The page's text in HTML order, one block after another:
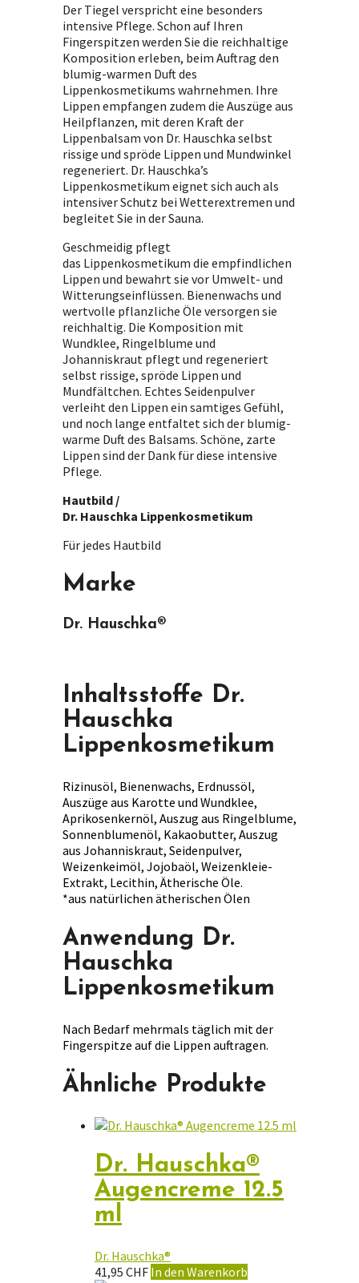
Der Tiegel verspricht eine besonders
intensive Pflege. Schon auf Ihren
Fingerspitzen werden Sie die reichhaltige
Komposition erleben, beim Auftrag den
blumig-warmen Duft des
Lippenkosmetikums wahrnehmen. Ihre
Lippen empfangen zudem die Auszüge aus
Heilpflanzen, mit deren Kraft der
Lippenbalsam von Dr. Hauschka selbst
rissige und spröde Lippen und Mundwinkel
regeneriert. Dr. Hauschka’s
Lippenkosmetikum eignet sich auch als
intensiver Schutz bei Wetterextremen und
begleitet Sie in der Sauna.
Geschmeidig pflegt
das Lippenkosmetikum die empfindlichen
Lippen und bewahrt sie vor Umwelt- und
Witterungseinflüssen. Bienenwachs und
wertvolle pflanzliche Öle versorgen sie
reichhaltig. Die Komposition mit
Wundklee, Ringelblume und
Johanniskraut pflegt und regeneriert
selbst rissige, spröde Lippen und
Mundfältchen. Echtes Seidenpulver
verleiht den Lippen ein samtiges Gefühl,
und noch lange entfaltet sich der blumig-
warme Duft des Balsams. Schöne, zarte
Lippen sind der Dank für diese intensive
Pflege.
Hautbild /
Dr. Hauschka Lippenkosmetikum
Für jedes Hautbild
Marke
Dr. Hauschka®
Inhaltsstoffe Dr.
Hauschka
Lippenkosmetikum
Rizinusöl, Bienenwachs, Erdnussöl,
Auszüge aus Karotte und Wundklee,
Aprikosenkernöl, Auszug aus Ringelblume,
Sonnenblumenöl, Kakaobutter, Auszug
aus Johanniskraut, Seidenpulver,
Weizenkeimöl, Jojobaöl, Weizenkleie-
Extrakt, Lecithin, Ätherische Öle.
*aus natürlichen ätherischen Ölen
Anwendung Dr.
Hauschka
Lippenkosmetikum
Nach Bedarf mehrmals täglich mit der
Fingerspitze auf die Lippen auftragen.
Ähnliche Produkte
Dr. Hauschka®
Augencreme 12.5
ml
Dr. Hauschka®
41,95 CHF In den Warenkorb